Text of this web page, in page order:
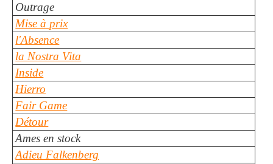
Outrage
Mise à prix
l'Absence
la Nostra Vita
Inside
Hierro
Fair Game
Détour
Ames en stock
Adieu Falkenberg